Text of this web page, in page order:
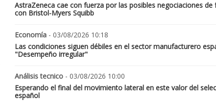
AstraZeneca cae con fuerza por las posibles negociaciones de
con Bristol-Myers Squibb
Economía - 03/08/2026 10:18
Las condiciones siguen débiles en el sector manufacturero
"Desempeño irregular"
Análisis tecnico - 03/08/2026 10:00
Esperando el final del movimiento lateral en este valor del
español